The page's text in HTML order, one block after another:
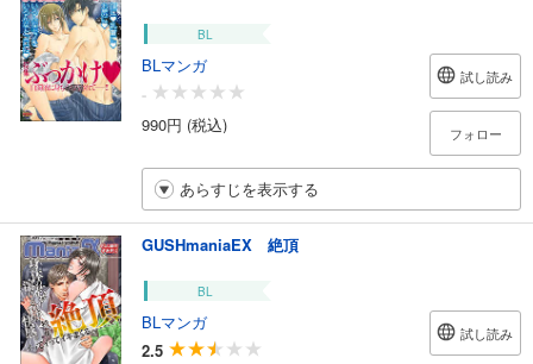
BL
BLマンガ
-
990円 (税込)
試し読み
フォロー
あらすじを表示する
GUSHmaniaEX 絶頂
BL
BLマンガ
2.5
試し読み